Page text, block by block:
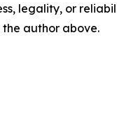
legality, or
author above.